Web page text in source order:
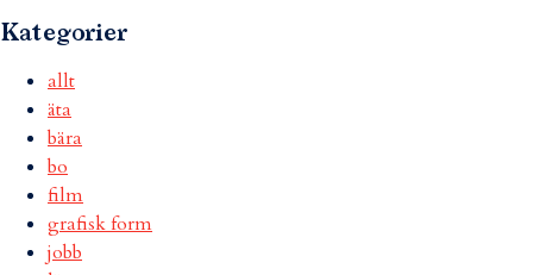
Kategorier
allt
äta
bära
bo
film
grafisk form
jobb